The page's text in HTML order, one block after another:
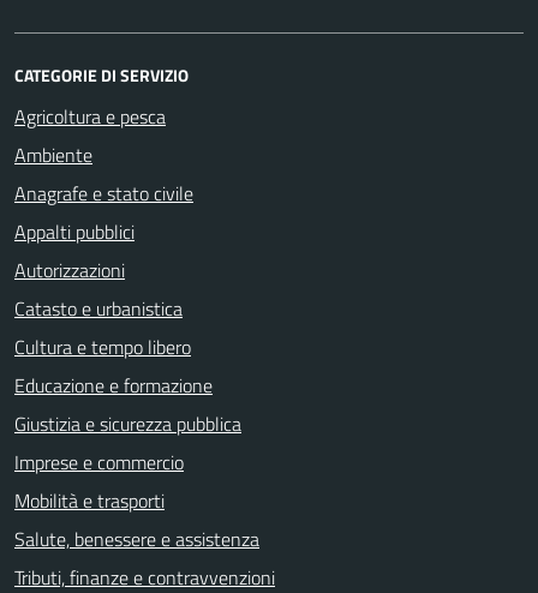
CATEGORIE DI SERVIZIO
Agricoltura e pesca
Ambiente
Anagrafe e stato civile
Appalti pubblici
Autorizzazioni
Catasto e urbanistica
Cultura e tempo libero
Educazione e formazione
Giustizia e sicurezza pubblica
Imprese e commercio
Mobilità e trasporti
Salute, benessere e assistenza
Tributi, finanze e contravvenzioni